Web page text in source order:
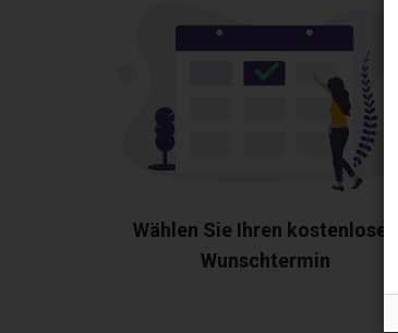
Wählen Sie Ihren kostenlosen
Wunschtermin